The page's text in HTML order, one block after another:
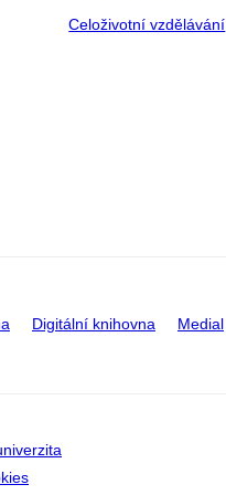
Celoživotní vzdělávání
Digitální knihovna Medial